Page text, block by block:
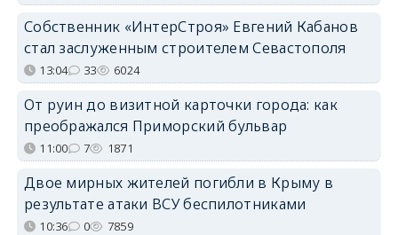
Собственник «ИнтерСтроя» Евгений Кабанов
стал заслуженным строителем Севастополя
13:04 33 6024
От руин до визитной карточки города: как
преображался Приморский бульвар
11:00 7 1871
Двое мирных жителей погибли в Крыму в
результате атаки ВСУ беспилотниками
10:36 0 7859